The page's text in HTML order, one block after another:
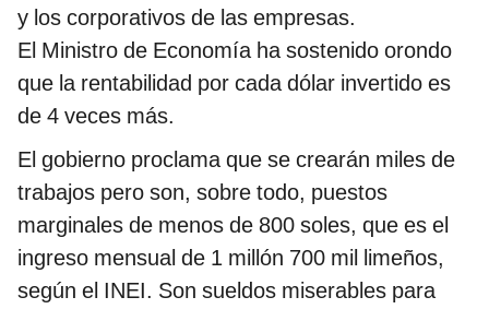
y los corporativos de las empresas.
El Ministro de Economía ha sostenido orondo
que la rentabilidad por cada dólar invertido es
de 4 veces más.
El gobierno proclama que se crearán miles de
trabajos pero son, sobre todo, puestos
marginales de menos de 800 soles, que es el
ingreso mensual de 1 millón 700 mil limeños,
según el INEI. Son sueldos miserables para